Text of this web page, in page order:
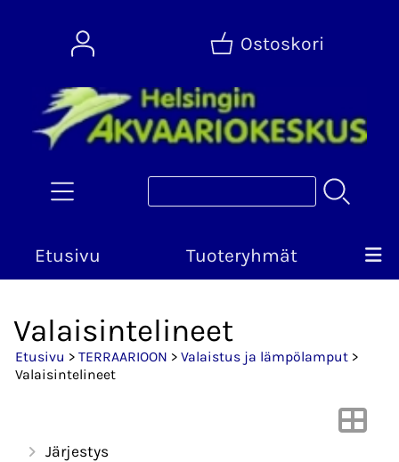
Ostoskori
Etusivu Tuoteryhmät
Valaisintelineet
Etusivu > TERRAARIOON > Valaistus ja lämpölamput >
Valaisintelineet
Järjestys